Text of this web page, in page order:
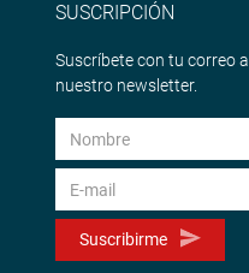
SUSCRIPCIÓN
Suscríbete con tu correo a
nuestro newsletter.
Suscribirme